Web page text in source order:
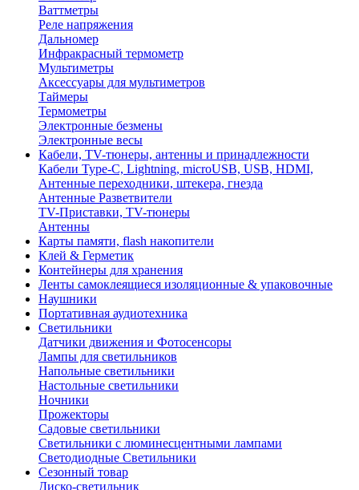
Ваттметры
Реле напряжения
Дальномер
Инфракрасный термометр
Мультиметры
Аксессуары для мультиметров
Таймеры
Термометры
Электронные безмены
Электронные весы
Кабели, TV-тюнеры, антенны и принадлежности
Кабели Type-C, Lightning, microUSB, USB, HDMI,
Антенные переходники, штекера, гнезда
Антенные Разветвители
TV-Приставки, TV-тюнеры
Антенны
Карты памяти, flash накопители
Клей & Герметик
Контейнеры для хранения
Ленты самоклеящиеся изоляционные & упаковочные
Наушники
Портативная аудиотехника
Светильники
Датчики движения и Фотосенсоры
Лампы для светильников
Напольные светильники
Настольные светильники
Ночники
Прожекторы
Садовые светильники
Светильники с люминесцентными лампами
Светодиодные Светильники
Сезонный товар
Диско-светильник